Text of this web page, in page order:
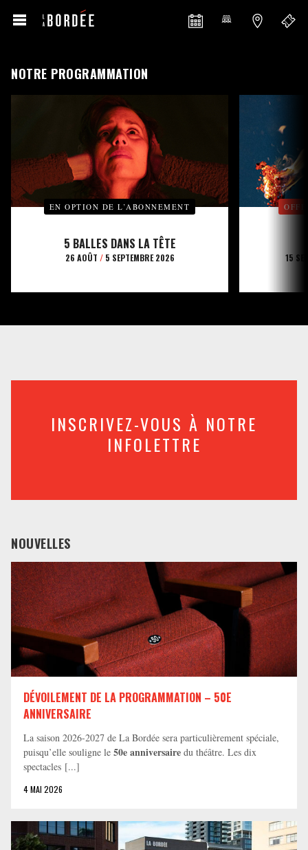
NOTRE PROGRAMMATION
EN OPTION DE L’ABONNEMENT
5 BALLES DANS LA TÊTE
26 AOÛT /5 SEPTEMBRE 2026 15
INSCRIVEZ-VOUS À NOTRE
INFOLETTRE
NOUVELLES
DÉVOILEMENT DE LA PROGRAMMATION – 50E
ANNIVERSAIRE
La saison 2026-2027 de La Bordée sera particulièrement spéciale,
puisqu’elle souligne le 50e anniversaire du théâtre. Les dix
spectacles [...]
4 MAI 2026